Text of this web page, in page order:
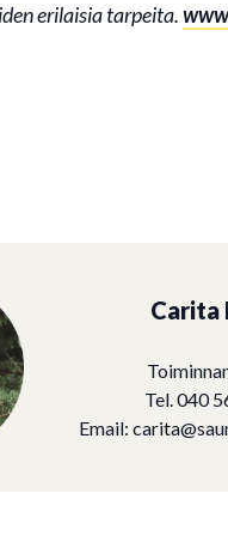
erilaisia tarpeita.
Carita
Tel. 040
Email: